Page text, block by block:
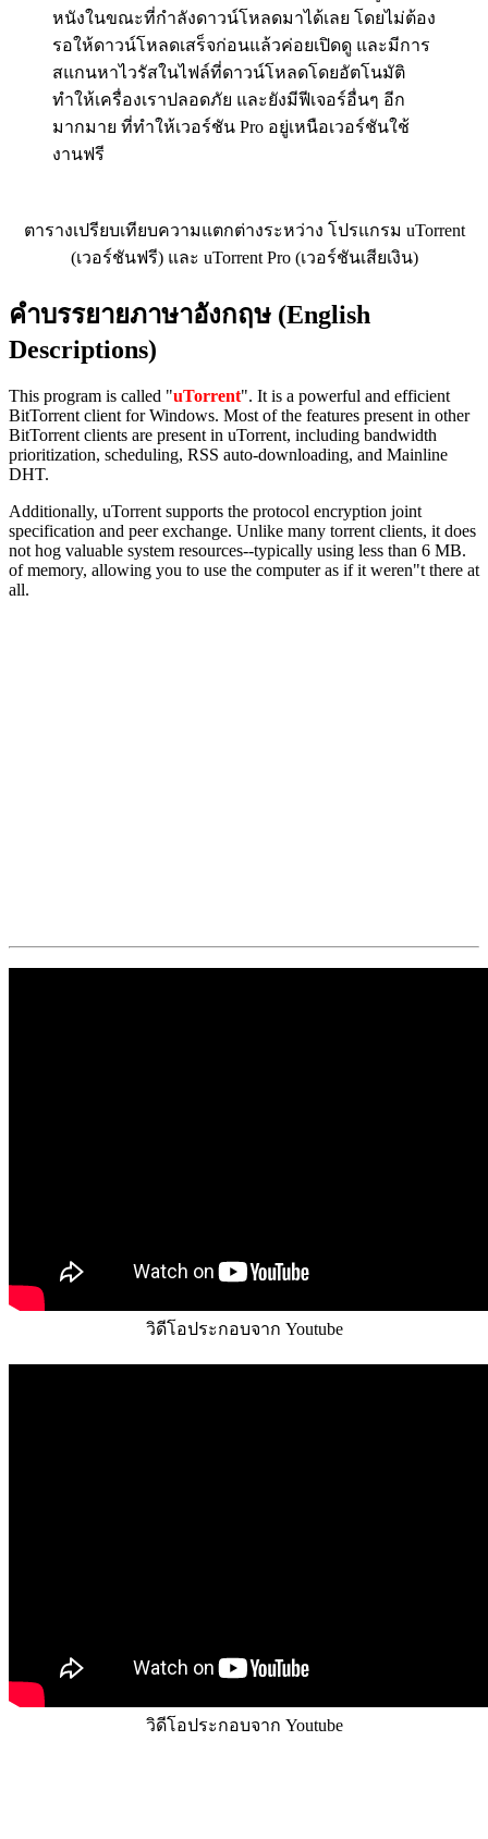
หนังในขณะที่กำลังดาวน์โหลดมาได้เลย โดยไม่ต้อง
รอให้ดาวน์โหลดเสร็จก่อนแล้วค่อยเปิดดู และมีการ
สแกนหาไวรัสในไฟล์ที่ดาวน์โหลดโดยอัตโนมัติ
ทำให้เครื่องเราปลอดภัย และยังมีฟีเจอร์อื่นๆ อีก
มากมาย ที่ทำให้เวอร์ชัน Pro อยู่เหนือเวอร์ชันใช้
งานฟรี
ตารางเปรียบเทียบความแตกต่างระหว่าง โปรแกรม uTorrent
(เวอร์ชันฟรี) และ uTorrent Pro (เวอร์ชันเสียเงิน)
คำบรรยายภาษาอังกฤษ (English
Descriptions)
This program is called "uTorrent". It is a powerful and efficient
BitTorrent client for Windows. Most of the features present in other
BitTorrent clients are present in uTorrent, including bandwidth
prioritization, scheduling, RSS auto-downloading, and Mainline
DHT.
Additionally, uTorrent supports the protocol encryption joint
specification and peer exchange. Unlike many torrent clients, it does
not hog valuable system resources--typically using less than 6 MB.
of memory, allowing you to use the computer as if it weren"t there at
all.
วิดีโอประกอบจาก Youtube
วิดีโอประกอบจาก Youtube